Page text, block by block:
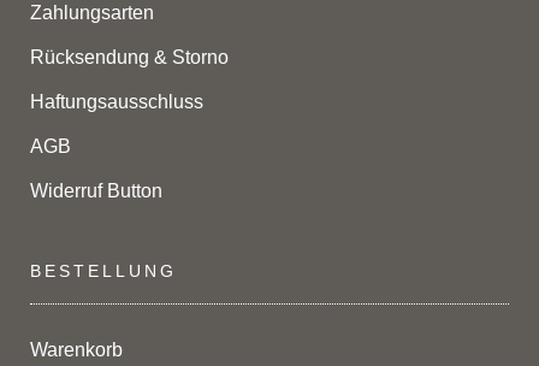
Zahlungsarten
Rücksendung & Storno
Haftungsausschluss
AGB
Widerruf Button
BESTELLUNG
Warenkorb